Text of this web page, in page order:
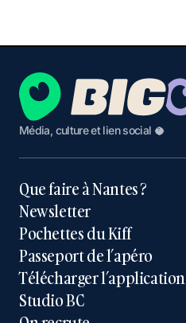
Média, culture et lien social 🥥
Que faire à Nantes ?
Newsletter
Pochettes du Kiff
Passeport de l’apéro
Télécharger l’application
Studio BC